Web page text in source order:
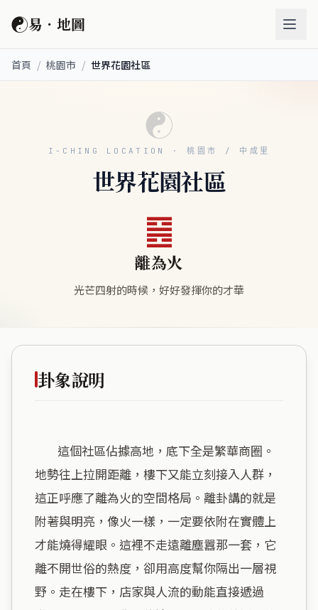
☯易．地圖
首頁 / 桃園市 / 世界花園社區
☯
I-CHING LOCATION · 桃園市 / 中成里
世界花園社區
䷝
離為火
光芒四射的時候，好好發揮你的才華
卦象說明
地勢往上拉開距離，樓下又能立刻接入人群，
這正呼應了離為火的空間格局。離卦講的就是
附著與明亮，像火一樣，一定要依附在實體上
才能燒得耀眼。這裡不走遠離塵囂那一套，它
離不開世俗的熱度，卻用高度幫你隔出一層視
野。走在樓下，店家與人流的動能直接遞過